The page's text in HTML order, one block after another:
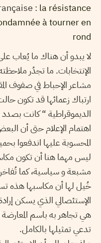
: la résistance
à tourner en
rond
لا يبدو أن هناك ما يُعاب
الإنتخابات. ما تجدُر
مشاعر الإحباط في صفوف
ارتباك زعمائها قد تكون حالت
الديموقراطية “ كانت
اهتمام الإعلام حتى أن
المحسوبة عليها اندفعوا
ليس مهما هنا أن تكون
مشبعة و سياسية، كما تُفاخر
خُيل لها أن مكاسبها هذه
الإستئصالي الذي يسكن
هي تجاهر به باسم المعارضة
تدعي تمثيلها بالكامل.